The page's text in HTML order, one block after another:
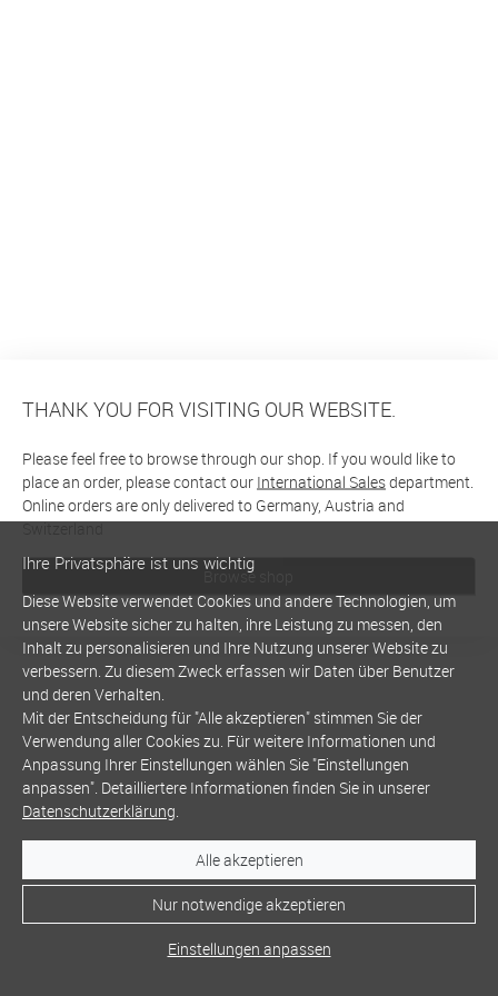
THANK YOU FOR VISITING OUR WEBSITE.
Please feel free to browse through our shop. If you would like to
place an order, please contact our International Salesdepartment.
Online orders are only delivered to Germany, Austria and
Switzerland
Browse shop
Ihre Privatsphäre ist uns wichtig
Diese Website verwendet Cookies und andere Technologien, um
unsere Website sicher zu halten, ihre Leistung zu messen, den
Inhalt zu personalisieren und Ihre Nutzung unserer Website zu
verbessern. Zu diesem Zweck erfassen wir Daten über Benutzer
und deren Verhalten.
Mit der Entscheidung für "Alle akzeptieren" stimmen Sie der
Verwendung aller Cookies zu. Für weitere Informationen und
Anpassung Ihrer Einstellungen wählen Sie "Einstellungen
anpassen". Detailliertere Informationen finden Sie in unserer
Datenschutzerklärung.
Alle akzeptieren
Nur notwendige akzeptieren
Einstellungen anpassen